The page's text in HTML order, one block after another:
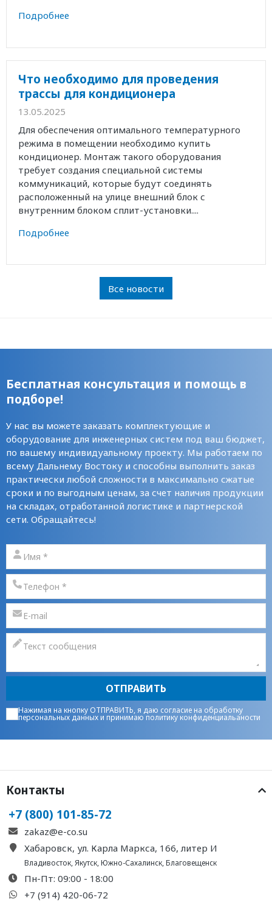
Подробнее
Что необходимо для проведения
трассы для кондиционера
13.05.2025
Для обеспечения оптимального температурного
режима в помещении необходимо купить
кондиционер. Монтаж такого оборудования
требует создания специальной системы
коммуникаций, которые будут соединять
расположенный на улице внешний блок с
внутренним блоком сплит-установки....
Подробнее
Все новости
Бесплатная консультация и помощь в
подборе!
У нас вы можете заказать комплектующие и
оборудование для инженерных систем под ваш бюджет,
по вашему индивидуальному проекту. Мы работаем по
всему Дальнему Востоку и способны выполнить заказ
практически любой сложности в максимально сжатые
сроки и по выгодным ценам, за счет наличия продукции
на складах, отработанной логистике и партнерской
сети. Обращайтесь!
ОТПРАВИТЬ
Нажимая на кнопку ОТПРАВИТЬ, я даю согласие на обработку
персональных данныхи принимаюполитику конфиденциальаности
Контакты
+7 (800) 101-85-72
zakaz@e-co.su
Хабаровск, ул. Карла Маркса, 166, литер И
Владивосток,Якутск,Южно-Сахалинск,Благовещенск
Пн-Пт: 09:00 - 18:00
+7 (914) 420-06-72